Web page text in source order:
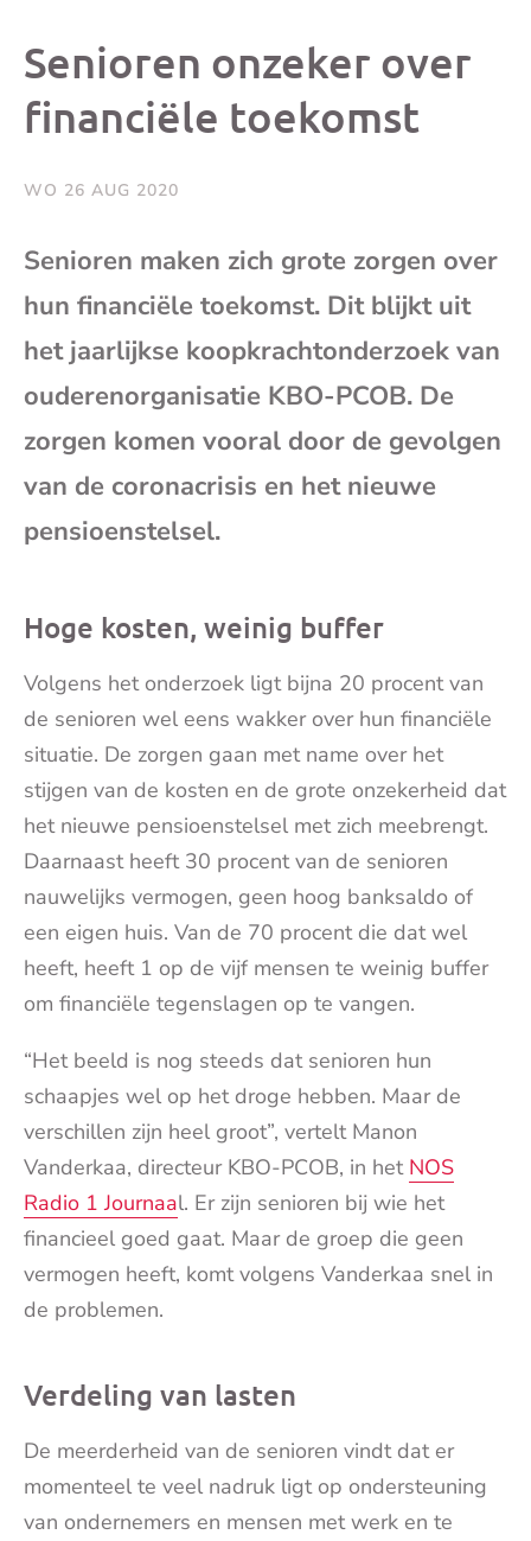
bericht
Senioren onzeker over
financiële toekomst
WO 26 AUG 2020
Senioren maken zich grote zorgen over
hun financiële toekomst. Dit blijkt uit
het jaarlijkse koopkrachtonderzoek van
ouderenorganisatie KBO-PCOB. De
zorgen komen vooral door de gevolgen
van de coronacrisis en het nieuwe
pensioenstelsel.
Hoge kosten, weinig buffer
Volgens het onderzoek ligt bijna 20 procent van
de senioren wel eens wakker over hun financiële
situatie. De zorgen gaan met name over het
stijgen van de kosten en de grote onzekerheid dat
het nieuwe pensioenstelsel met zich meebrengt.
Daarnaast heeft 30 procent van de senioren
nauwelijks vermogen, geen hoog banksaldo of
een eigen huis. Van de 70 procent die dat wel
heeft, heeft 1 op de vijf mensen te weinig buffer
om financiële tegenslagen op te vangen.
“Het beeld is nog steeds dat senioren hun
schaapjes wel op het droge hebben. Maar de
verschillen zijn heel groot”, vertelt Manon
Vanderkaa, directeur KBO-PCOB, in het NOS
Radio 1 Journaal. Er zijn senioren bij wie het
financieel goed gaat. Maar de groep die geen
vermogen heeft, komt volgens Vanderkaa snel in
de problemen.
Verdeling van lasten
De meerderheid van de senioren vindt dat er
momenteel te veel nadruk ligt op ondersteuning
van ondernemers en mensen met werk en te